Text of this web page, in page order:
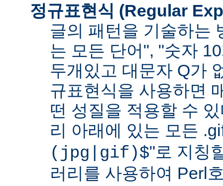
정규표현식 (Regular
글의 패턴을 기술하는
는 모든 단어", "숫자
두개있고 대문자 Q가
규표현식을 사용하면
떤 성질을 적용할 수
리 아래에 있는 모든
(jpg|gif)$"로 지칭
러리를 사용하여 Perl